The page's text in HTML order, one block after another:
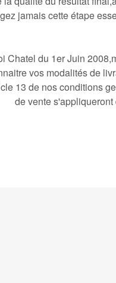
jamais cette étape
Chatel du 1er Juin
vos modalités de
13 de nos conditions
de vente s'appliqueront